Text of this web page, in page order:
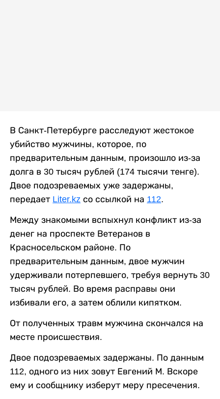
В Санкт-Петербурге расследуют жестокое
убийство мужчины, которое, по
предварительным данным, произошло из-за
долга в 30 тысяч рублей (174 тысячи тенге).
Двое подозреваемых уже задержаны,
передает Liter.kz со ссылкой на 112.
Между знакомыми вспыхнул конфликт из-за
денег на проспекте Ветеранов в
Красносельском районе. По
предварительным данным, двое мужчин
удерживали потерпевшего, требуя вернуть 30
тысяч рублей. Во время расправы они
избивали его, а затем облили кипятком.
От полученных травм мужчина скончался на
месте происшествия.
Двое подозреваемых задержаны. По данным
112, одного из них зовут Евгений М. Вскоре
ему и сообщнику изберут меру пресечения.